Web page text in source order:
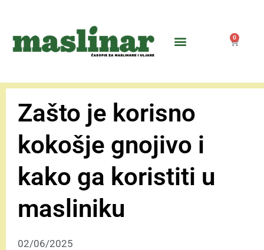
0
Zašto je korisno
kokošje gnojivo i
kako ga koristiti u
masliniku
02/06/2025